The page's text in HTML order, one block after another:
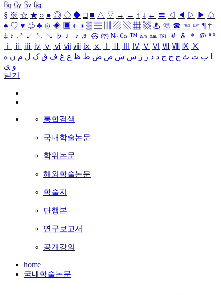
㏃ ㏉ ㏜ ㏆
§ ※ ☆ ★ ○ ● ◎ ◇ ◆ □ ■ △ ▽ → ← ↑ ↓ ↔ 〓 ◁ ◀ ▷ ▶ ♤
♠ ♡ ♥ ♧ ♣ ⊙ ◈ ▣ ◐ ◑ ▒ ▤ ▨ ▧ ▦ ▩ ♨ ☏ ☎ ☜ ☞ ¶ †
‡ ↕ ↗ ↙ ↖ ↘ ♭ ♩ ♪ ♬ ㉿ ㈜ № ㏇ ™ ㏂ ㏘ ℡ ＃ ＆ ＊ ＠ ª º
ⅰ
ⅱ ⅲ ⅳ ⅴ ⅵ ⅶ ⅷ ⅸ ⅹ Ⅳ Ⅴ Ⅵ Ⅶ Ⅷ Ⅸ Ⅹ
ب ت ث ج ح خ د ذ ر ز س ش ص ض ط ظ ع غ ف ق ک ل م ن ه
و ی
닫기
통합검색
국내학술논문
학위논문
해외학술논문
학술지
단행본
연구보고서
공개강의
home
국내학술논문